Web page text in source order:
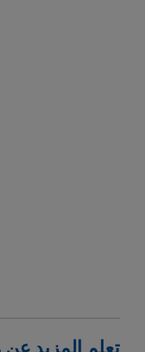
تعلم المزيد